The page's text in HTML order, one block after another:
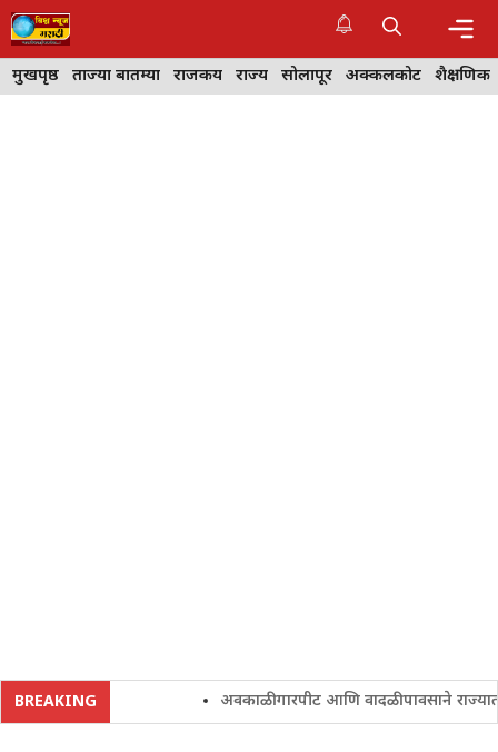
Skip
to
content
मुखपृष्ठ ताज्या बातम्या राजकीय राज्य सोलापूर अक्कलकोट शैक्षणिक
BREAKING अवकाळी गारपीट आणि वादळी पावसाने